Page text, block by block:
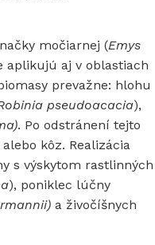
močiarnej (Emys
aplikujú aj v oblastiach
prevažne: hlohu
pseudoacacia),
. Po odstránení tejto
kôz. Realizácia
s výskytom rastlinných
), poniklec lúčny
a živočíšnych